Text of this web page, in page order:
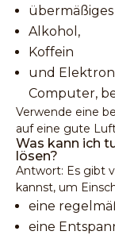
übermäßiges
Alkohol,
Koffein
und
Computer,
Verwende eine
auf eine gute
Was kann ich
lösen?
Antwort: Es gibt
kannst, um
eine
eine